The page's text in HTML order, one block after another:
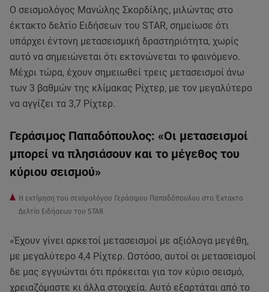
Ο σεισμολόγος Μανώλης Σκορδίλης, μιλώντας στο
έκτακτο δελτίο Ειδήσεων του STAR, σημείωσε ότι
υπάρχει έντονη μετασεισμική δραστηριότητα, χωρίς
αυτό να σημειώνεται ότι εκτονώνεται το φαινόμενο.
Μέχρι τώρα, έχουν σημειωθεί τρεις μετασεισμοί άνω
των 3 βαθμών της κλίμακας Ρίχτερ, με τον μεγαλύτερο
να αγγίζει τα 3,7 Ρίχτερ.
Γεράσιμος Παπαδόπουλος: «Οι μετασεισμοί
μπορεί να πλησιάσουν και το μέγεθος του
κύριου σεισμού»
Η εκτίμηση του σεισμολόγου Γεράσιμου Παπαδόπουλου στο Έκτακτο
Δελτίο Ειδήσεων του STAR
«Έχουν γίνει αρκετοί μετασεισμοί με αξιόλογα μεγέθη,
με μεγαλύτερο 4,4 Ρίχτερ. Ωστόσο, αυτοί οι μετασεισμοί
δε μας εγγυώνται ότι πρόκειται για τον κύριο σεισμό,
χρειαζόμαστε κι άλλα στοιχεία. Αυτό εξαρτάται από το